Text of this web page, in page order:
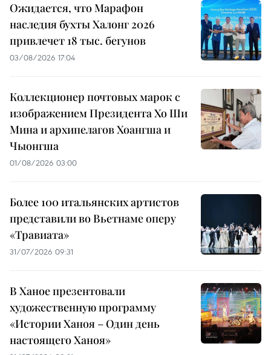
Ожидается, что Марафон
наследия бухты Халонг 2026
привлечет 18 тыс. бегунов
03/08/2026 17:04
Коллекционер почтовых марок с
изображением Президента Хо Ши
Мина и архипелагов Хоангша и
Чыонгша
01/08/2026 03:00
Более 100 итальянских артистов
представили во Вьетнаме оперу
«Травиата»
31/07/2026 09:31
В Ханое презентовали
художественную программу
«Истории Ханоя – Один день
настоящего Ханоя»